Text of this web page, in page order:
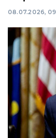
08.07.2026,